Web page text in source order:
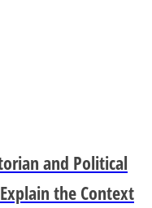
and Political
the Context